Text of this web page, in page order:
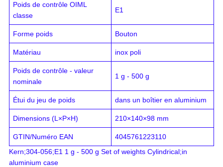
Poids de contrôle OIML
classe
E1
Forme poids Bouton
Matériau inox poli
Poids de contrôle - valeur
nominale
1 g - 500 g
Étui du jeu de poids dans un boîtier en aluminium
Dimensions (L×P×H) 210×140×98 mm
GTIN/Numéro EAN
4045761223110
Kern;304-056;E1 1 g - 500 g Set of weights Cylindrical;in
aluminium case